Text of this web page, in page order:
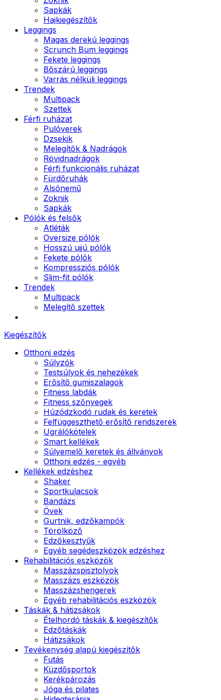
Sapkák
Hajkiegészítők
Leggings
Magas derekú leggings
Scrunch Bum leggings
Fekete leggings
Bőszárú leggings
Varrás nélküli leggings
Trendek
Multipack
Szettek
Férfi ruházat
Pulóverek
Dzsekik
Melegítők & Nadrágok
Rövidnadrágok
Férfi funkcionális ruházat
Fürdőruhák
Alsónemű
Zoknik
Sapkák
Pólók és felsők
Atléták
Oversize pólók
Hosszú ujjú pólók
Fekete pólók
Kompressziós pólók
Slim-fit pólók
Trendek
Multipack
Melegítő szettek
Kiegészítők
Otthoni edzés
Súlyzók
Testsúlyok és nehezékek
Erősítő gumiszalagok
Fitness labdák
Fitness szőnyegek
Húzódzkodó rudak és keretek
Felfüggeszthető erősítő rendszerek
Ugrálókötelek
Smart kellékek
Súlyemelő keretek és állványok
Otthoni edzés - egyéb
Kellékek edzéshez
Shaker
Sportkulacsok
Bandázs
Övek
Gurtnik, edzőkampók
Törölköző
Edzőkesztyűk
Egyéb segédeszközök edzéshez
Rehabilitációs eszközök
Masszázspisztolyok
Masszázs eszközök
Masszázshengerek
Egyéb rehabilitációs eszközök
Táskák & hátizsákok
Ételhordó táskák & kiegészítők
Edzőtáskák
Hátizsákok
Tevékenység alapú kiegészítők
Futás
Küzdősportok
Kerékpározás
Jóga és pilates